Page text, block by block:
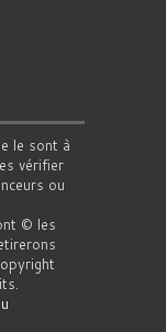
le sont à
vérifier
ou
© les